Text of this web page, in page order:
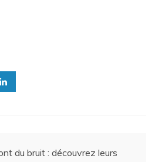
du bruit : découvrez leurs